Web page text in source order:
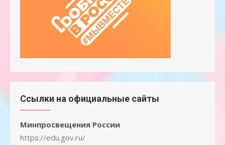
Ссылки на официальные сайты
Минпросвещения России
https://edu.gov.ru/